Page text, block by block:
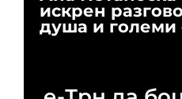
искрен
душа и големи